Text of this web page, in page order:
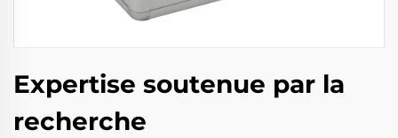
Expertise soutenue par la
recherche